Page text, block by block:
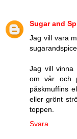
Sugar and
Jag vill vara
Jag vill vinna
om vår och
påskmuffins
eller grönt
toppen.
Svara